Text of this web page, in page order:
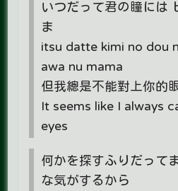
いつだって君の瞳には
ま
itsu datte kimi no dou
awa nu mama
但我總是不能對上你的
It seems like I always
eyes
何かを探すふりだって
な気がするから